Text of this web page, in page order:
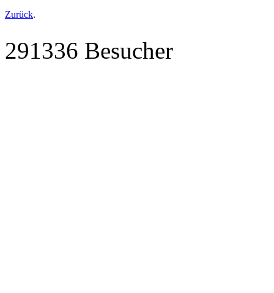
Zurück.
291336 Besucher